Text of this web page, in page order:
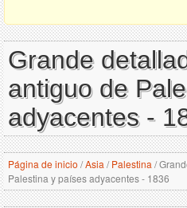
Grande
antiguo de
adyacentes -
Página de inicio /Asia / Palestina /
Palestina y países adyacentes - 1836